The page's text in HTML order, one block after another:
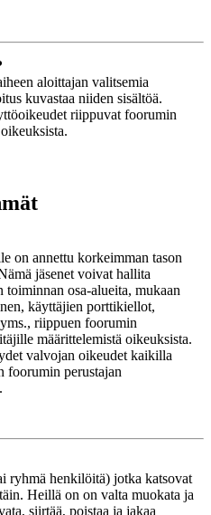
aloittajan valitsemia
kuvastaa niiden sisältöä.
riippuvat foorumin
on annettu korkeimman tason
jäsenet voivat hallita
osa-alueita, mukaan
käyttäjien porttikiellot,
riippuen foorumin
määrittelemistä oikeuksista.
valvojan oikeudet kaikilla
foorumin perustajan
ryhmä henkilöitä) jotka katsovat
Heillä on on valta muokata ja
siirtää, poistaa ja jakaa